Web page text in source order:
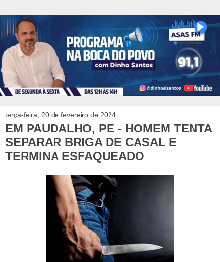
terça-feira, 20 de fevereiro de 2024
EM PAUDALHO, PE - HOMEM TENTA
SEPARAR BRIGA DE CASAL E
TERMINA ESFAQUEADO